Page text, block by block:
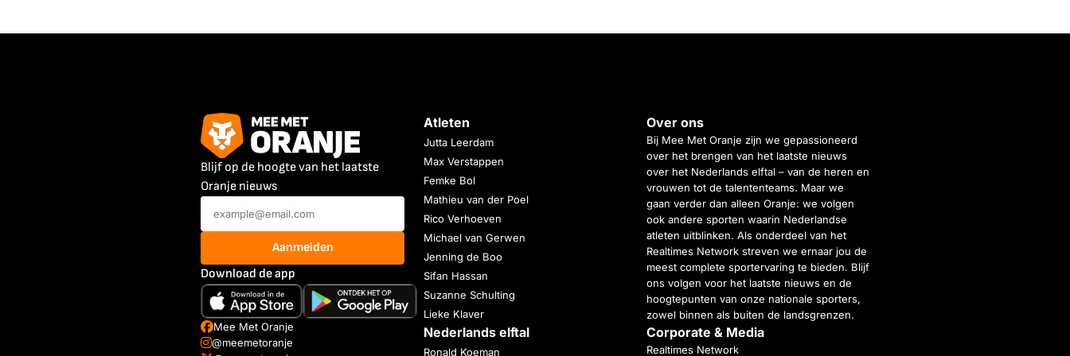
Blijf op de hoogte van het laatste
Oranje nieuws
Aanmelden
Download de app
Mee Met Oranje
@meemetoranje
Atleten
Jutta Leerdam
Max Verstappen
Femke Bol
Mathieu van der Poel
Rico Verhoeven
Michael van Gerwen
Jenning de Boo
Sifan Hassan
Suzanne Schulting
Lieke Klaver
Nederlands elftal
Ronald Koeman
Over ons
Bij Mee Met Oranje zijn we gepassioneerd
over het brengen van het laatste nieuws
over het Nederlands elftal – van de heren en
vrouwen tot de talententeams. Maar we
gaan verder dan alleen Oranje: we volgen
ook andere sporten waarin Nederlandse
atleten uitblinken. Als onderdeel van het
Realtimes Network streven we ernaar jou de
meest complete sportervaring te bieden. Blijf
ons volgen voor het laatste nieuws en de
hoogtepunten van onze nationale sporters,
zowel binnen als buiten de landsgrenzen.
Corporate & Media
Realtimes Network